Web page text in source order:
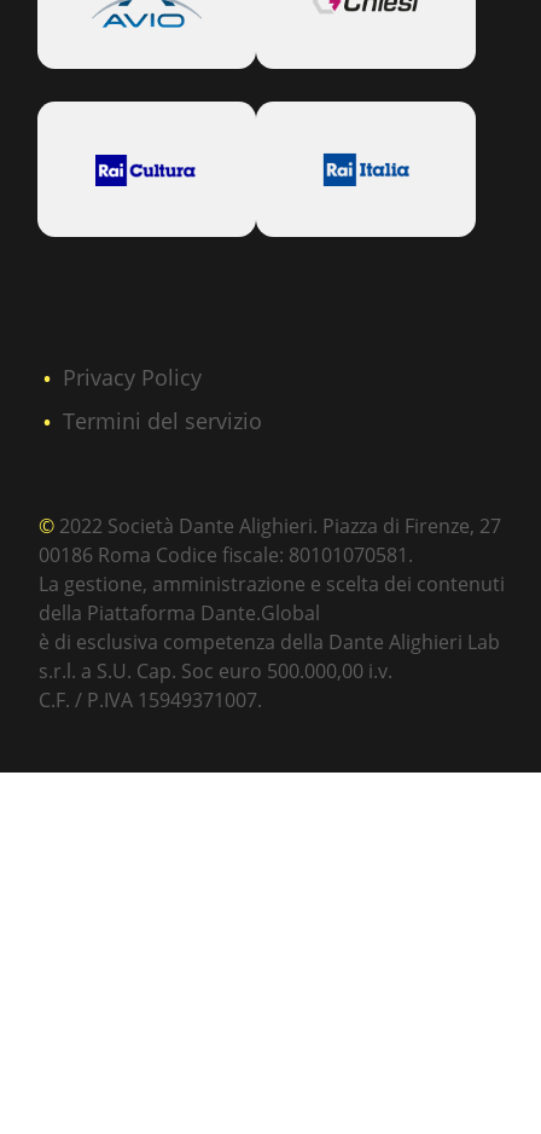
Privacy Policy
Termini del servizio
© 2022 Società Dante Alighieri. Piazza di Firenze, 27
00186 Roma Codice fiscale: 80101070581.
La gestione, amministrazione e scelta dei contenuti
della Piattaforma Dante.Global
è di esclusiva competenza della Dante Alighieri Lab
s.r.l. a S.U. Cap. Soc euro 500.000,00 i.v.
C.F. / P.IVA 15949371007.